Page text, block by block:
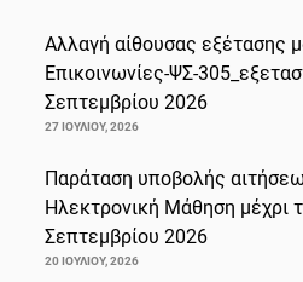
Αλλαγή αίθουσας εξέτασης
Επικοινωνίες-ΨΣ-
Σεπτεμβρίου 2026
27 ΙΟΥΛΊΟΥ, 2026
Παράταση υποβολής
Ηλεκτρονική Μάθηση μέχρι
Σεπτεμβρίου 2026
20 ΙΟΥΛΊΟΥ, 2026